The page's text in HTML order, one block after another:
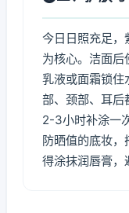
今日日照充足，
为核心。洁面后
乳液或面霜锁住
部、颈部、耳后
2-3小时补涂一
防晒值的底妆
得涂抹润唇膏，